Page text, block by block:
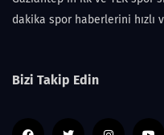
dakika spor haberlerini hızlı
Bizi Takip Edin